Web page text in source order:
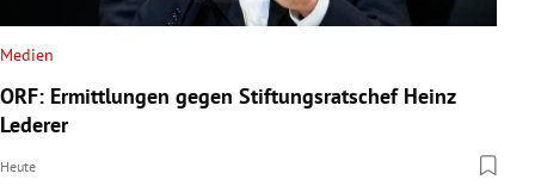
Medien
ORF: Ermittlungen gegen Stiftungsratschef Heinz
Lederer
Heute